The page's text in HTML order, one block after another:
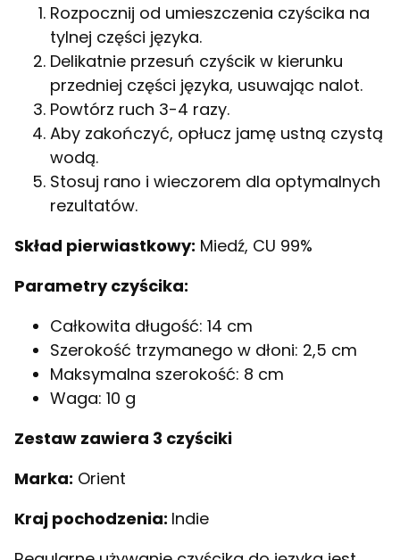
Rozpocznij od umieszczenia czyścika na
tylnej części języka.
Delikatnie przesuń czyścik w kierunku
przedniej części języka, usuwając nalot.
Powtórz ruch 3-4 razy.
Aby zakończyć, opłucz jamę ustną czystą
wodą.
Stosuj rano i wieczorem dla optymalnych
rezultatów.
Skład pierwiastkowy: Miedź, CU 99%
Parametry czyścika:
Całkowita długość: 14 cm
Szerokość trzymanego w dłoni: 2,5 cm
Maksymalna szerokość: 8 cm
Waga: 10 g
Zestaw zawiera 3 czyściki
Marka: Orient
Kraj pochodzenia: Indie